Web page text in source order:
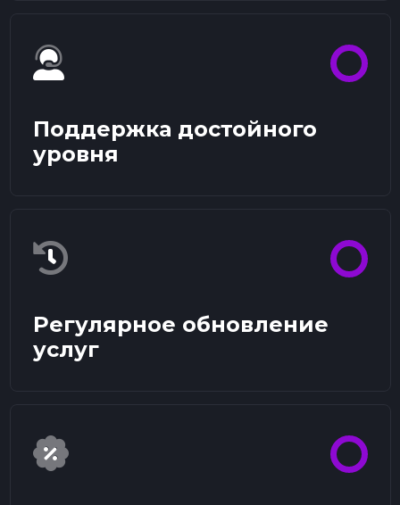
Поддержка достойного
уровня
Регулярное обновление
услуг